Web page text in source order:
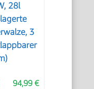
28l
3
94,99 €